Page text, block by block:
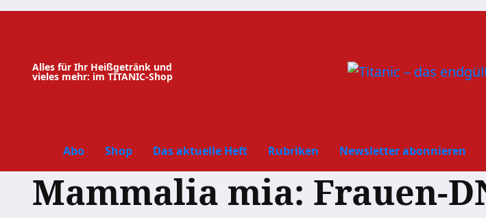
Zum
Alles für Ihr Heißgetränk und
vieles mehr: im TITANIC-Shop
Abo Shop Das aktuelle Heft Rubriken Newsletter abonnieren
Mammalia mia: Frauen-